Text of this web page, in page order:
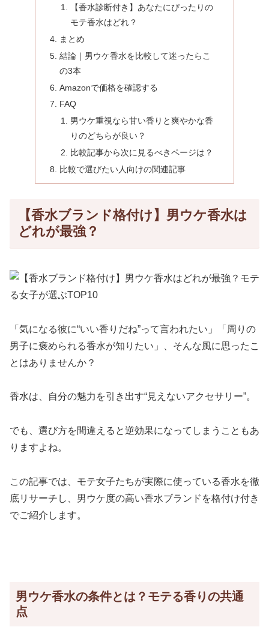
【香水診断付き】あなたにぴったりの
モテ香水はどれ？
まとめ
結論｜男ウケ香水を比較して迷ったらこ
の3本
Amazonで価格を確認する
FAQ
男ウケ重視なら甘い香りと爽やかな香
りのどちらが良い？
比較記事から次に見るべきページは？
比較で選びたい人向けの関連記事
【香水ブランド格付け】男ウケ香水は
どれが最強？
「気になる彼に“いい香りだね”って言われたい」「周りの
男子に褒められる香水が知りたい」、そんな風に思ったこ
とはありませんか？
香水は、自分の魅力を引き出す“見えないアクセサリー”。
でも、選び方を間違えると逆効果になってしまうこともあ
りますよね。
この記事では、モテ女子たちが実際に使っている香水を徹
底リサーチし、男ウケ度の高い香水ブランドを格付け付き
でご紹介します。
男ウケ香水の条件とは？モテる香りの共通
点